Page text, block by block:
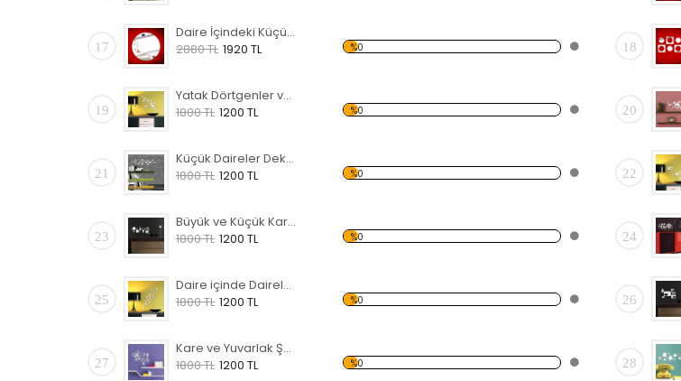
17
Daire İçindeki Küçük Yapraklar Dekoratif Kırılmaz Ayna
2880 TL 1920 TL %0 18
19
Yatak Dörtgenler ve Daireler Dekoratif Kırılmaz Ayna
1800 TL 1200 TL %0 20
21
Küçük Daireler Dekoratif Kırılmaz Ayna
1800 TL 1200 TL %0 22
23
Büyük ve Küçük Kareler Dekoratif Kırılmaz Ayna
1800 TL 1200 TL %0 24
25
Daire içinde Daireler Dekoratif Kırılmaz Ayna
1800 TL 1200 TL %0 26
27
Kare ve Yuvarlak Şekiller Dekoratif Kırılmaz Ayna
1800 TL 1200 TL %0 28